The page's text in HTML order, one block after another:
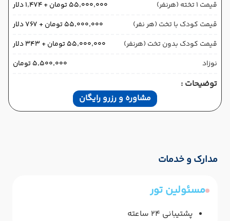
قیمت 1 تخته (هرنفر)
۵۵٬۰۰۰٬۰۰۰ تومان + ۱٬۴۷۴ دلار
قیمت کودک با تخت (هر نفر)
۵۵٬۰۰۰٬۰۰۰ تومان + ۷۶۷ دلار
قیمت کودک بدون تخت (هرنفر)
۵۵٬۰۰۰٬۰۰۰ تومان + ۳۴۳ دلار
نوزاد
۵٬۵۰۰٬۰۰۰ تومان
توضیحات :
مشاوره و رزرو رایگان
مدارک و خدمات
مسئولین تور
پشتیبانی 24 ساعته